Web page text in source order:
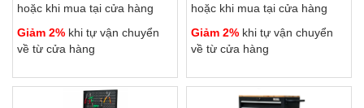
hoặc khi mua tại cửa hàng
Giảm 2% khi tự vận chuyển
về từ cửa hàng
hoặc khi mua tại cửa hàng
Giảm 2% khi tự vận chuyển
về từ cửa hàng